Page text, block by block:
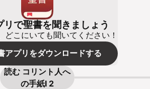
リで聖書を聞きましょう
どこにいても聞いてください！
アプリをダウンロードする
読む コリント人へ
の手紙Ⅰ 2